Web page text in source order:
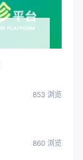
853 浏览
860 浏览